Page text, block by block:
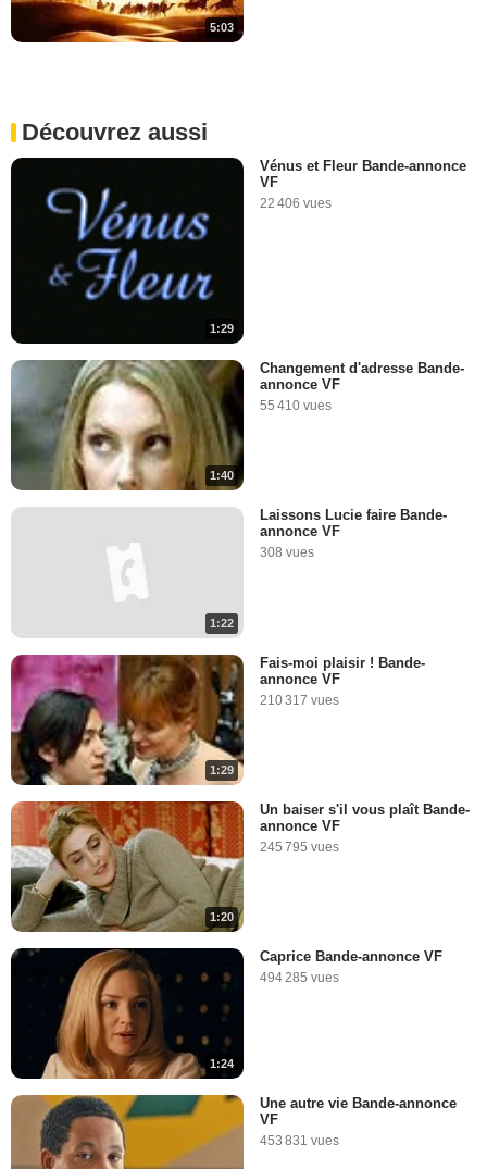
5:03
Découvrez aussi
1:29
Vénus et Fleur Bande-annonce
VF
22 406 vues
1:40
Changement d'adresse Bande-
annonce VF
55 410 vues
1:22
Laissons Lucie faire Bande-
annonce VF
308 vues
1:29
Fais-moi plaisir ! Bande-
annonce VF
210 317 vues
1:20
Un baiser s'il vous plaît Bande-
annonce VF
245 795 vues
1:24
Caprice Bande-annonce VF
494 285 vues
Une autre vie Bande-annonce
VF
453 831 vues